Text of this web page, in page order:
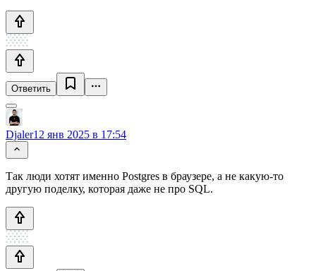
Ответить
Djaler12 янв 2025 в 17:54
Так люди хотят именно Postgres в браузере, а не какую-то
другую поделку, которая даже не про SQL.